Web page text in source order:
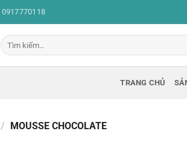
0917770118
Tìm
kiếm:
TRANG CHỦ
/ MOUSSE CHOCOLATE